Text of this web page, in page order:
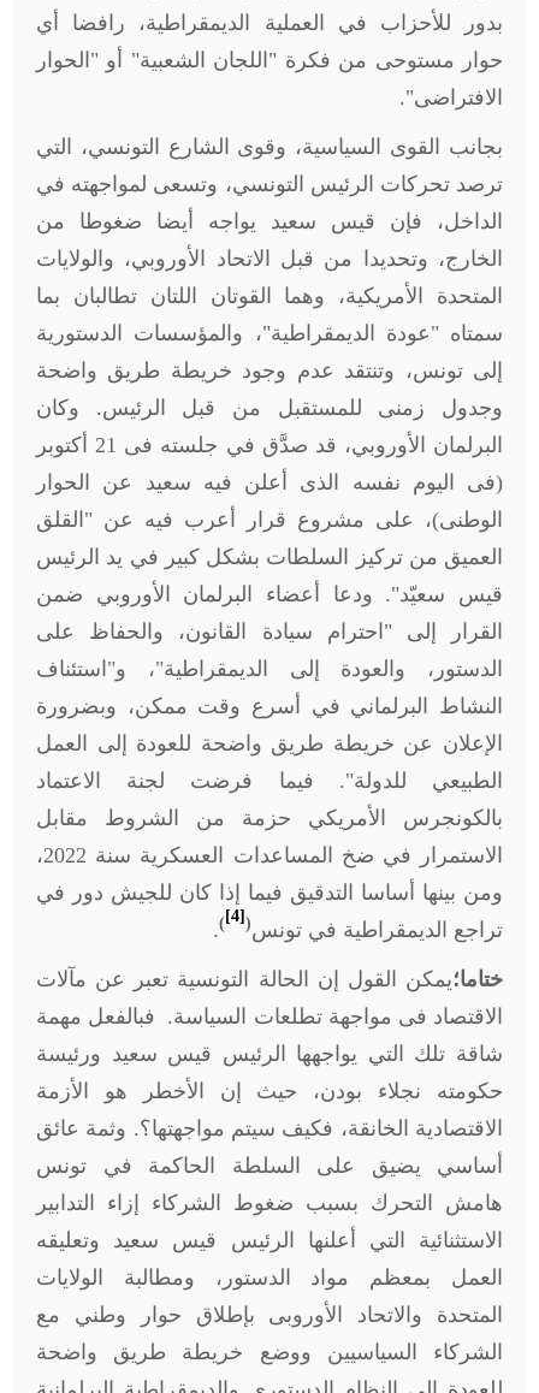
بدور للأحزاب في العملية الديمقراطية، رافضا أي
حوار مستوحى من فكرة "اللجان الشعبية" أو "الحوار
الافتراضى".
بجانب القوى السياسية، وقوى الشارع التونسي، التي
ترصد تحركات الرئيس التونسي، وتسعى لمواجهته في
الداخل، فإن قيس سعيد يواجه أيضا ضغوطا من
الخارج، وتحديدا من قبل الاتحاد الأوروبي، والولايات
المتحدة الأمريكية، وهما القوتان اللتان تطالبان بما
سمتاه "عودة الديمقراطية"، والمؤسسات الدستورية
إلى تونس، وتنتقد عدم وجود خريطة طريق واضحة
وجدول زمنى للمستقبل من قبل الرئيس. وكان
البرلمان الأوروبي، قد صدَّق في جلسته فى 21 أكتوبر
(فى اليوم نفسه الذى أعلن فيه سعيد عن الحوار
الوطنى)، على مشروع قرار أعرب فيه عن "القلق
العميق من تركيز السلطات بشكل كبير في يد الرئيس
قيس سعيّد". ودعا أعضاء البرلمان الأوروبي ضمن
القرار إلى "احترام سيادة القانون، والحفاظ على
الدستور، والعودة إلى الديمقراطية"، و"استئناف
النشاط البرلماني في أسرع وقت ممكن، وبضرورة
الإعلان عن خريطة طريق واضحة للعودة إلى العمل
الطبيعي للدولة". فيما فرضت لجنة الاعتماد
بالكونجرس الأمريكي حزمة من الشروط مقابل
الاستمرار في ضخ المساعدات العسكرية سنة 2022،
ومن بينها أساسا التدقيق فيما إذا كان للجيش دور في
تراجع الديمقراطية في تونس(
[4]
)
.
ختاما؛يمكن القول إن الحالة التونسية تعبر عن مآلات
الاقتصاد فى مواجهة تطلعات السياسة. فبالفعل مهمة
شاقة تلك التي يواجهها الرئيس قيس سعيد ورئيسة
حكومته نجلاء بودن، حيث إن الأخطر هو الأزمة
الاقتصادية الخانقة، فكيف سيتم مواجهتها؟. وثمة عائق
أساسي يضيق على السلطة الحاكمة في تونس
هامش التحرك بسبب ضغوط الشركاء إزاء التدابير
الاستثنائية التي أعلنها الرئيس قيس سعيد وتعليقه
العمل بمعظم مواد الدستور، ومطالبة الولايات
المتحدة والاتحاد الأوروبى بإطلاق حوار وطني مع
الشركاء السياسيين ووضع خريطة طريق واضحة